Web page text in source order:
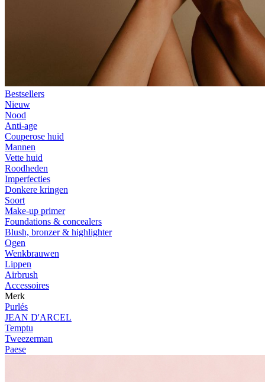
Bestsellers
Nieuw
Nood
Anti-age
Couperose huid
Mannen
Vette huid
Roodheden
Imperfecties
Donkere kringen
Soort
Make-up primer
Foundations & concealers
Blush, bronzer & highlighter
Ogen
Wenkbrauwen
Lippen
Airbrush
Accessoires
Merk
Purlés
JEAN D'ARCEL
Temptu
Tweezerman
Paese